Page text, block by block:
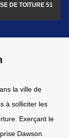
DE TOITURE 51
la ville de
à solliciter les
Exerçant le
Dawson